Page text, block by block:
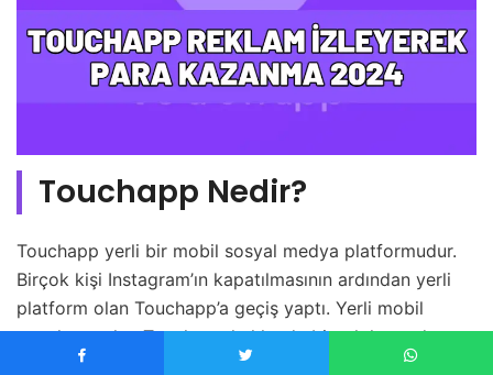
Touchapp Nedir?
Touchapp yerli bir mobil sosyal medya platformudur.
Birçok kişi Instagram’ın kapatılmasının ardından yerli
platform olan Touchapp’a geçiş yaptı. Yerli mobil
uygulama olan Touchapp hakkında birçok konu da
merak edilmeye başlandı. En çok araştırılan konu ise